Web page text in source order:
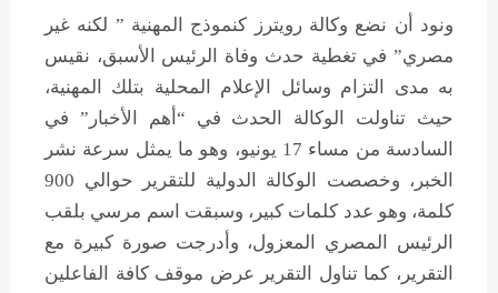
ونود أن نضع وكالة رويترز كنموذج المهنية ” لكنه غير
مصري” في تغطية حدث وفاة الرئيس الأسبق، نقيس
به مدى التزام وسائل الإعلام المحلية بتلك المهنية،
حيث تناولت الوكالة الحدث في “أهم الأخبار” في
السادسة من مساء 17 يونيو، وهو ما يمثل سرعة نشر
الخبر، وخصصت الوكالة الدولية للتقرير حوالي 900
كلمة، وهو عدد كلمات كبير، وسبقت اسم مرسي بلقب
الرئيس المصري المعزول، وأدرجت صورة كبيرة مع
التقرير، كما تناول التقرير عرض موقف كافة الفاعلين